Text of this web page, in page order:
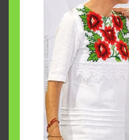
Fairmont Mayakoba
esfuerzos para hacer